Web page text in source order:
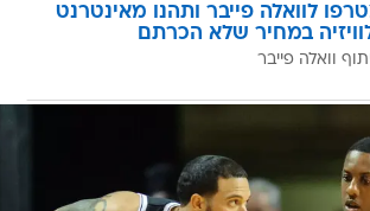
לוואלה פייבר ותהנו מאינטרנט
במחיר שלא הכרתם
וואלה פייבר